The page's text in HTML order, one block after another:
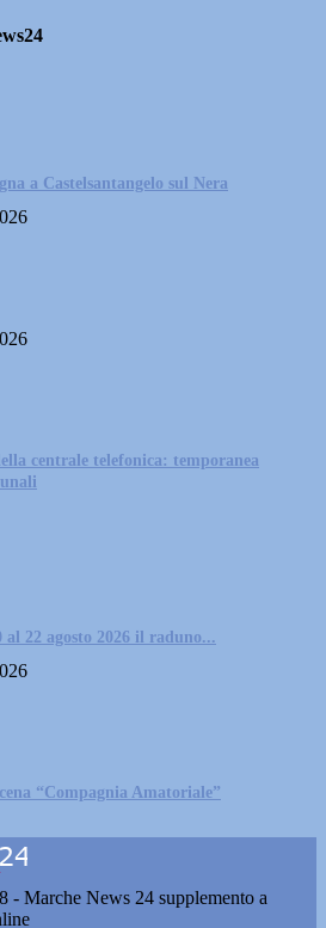
a Castelsantangelo sul Nera
centrale telefonica: temporanea
22 agosto 2026 il raduno...
“Compagnia Amatoriale”
Marche News 24 supplemento a